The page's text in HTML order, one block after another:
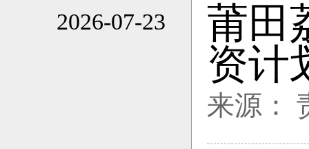
2026-07-23
莆田
资计
来源：